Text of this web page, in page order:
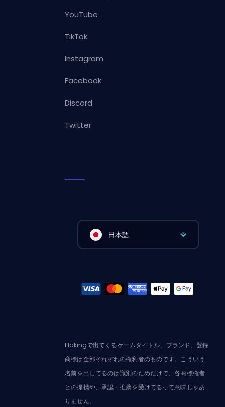
YouTube
TikTok
Instagram
Facebook
Discord
Twitter
日本語
Elokingで出てくるゲームタイトル、ブランド、登録
商標は全部それぞれの権利者のものです。こういう
名前を出してるのは識別のためだけで、各商標権者
との提携や、承認・推薦を受けてるって意味じゃあ
りません。